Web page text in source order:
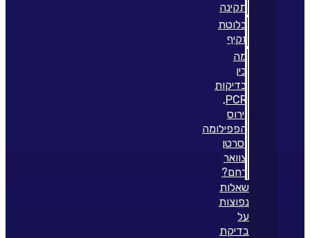
תקינה
בלוטת
זקיף
מה
בין
בדיקות
PCR,
וירוס
הפפילומה
וסרטן
צוואר
רחם?
שאלות
נפוצות
על
בדיקת